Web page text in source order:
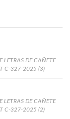
LETRAS DE CAÑETE
C-327-2025 (3)
LETRAS DE CAÑETE
C-327-2025 (2)